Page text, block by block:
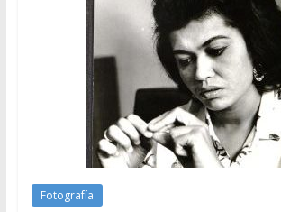
Fotografía